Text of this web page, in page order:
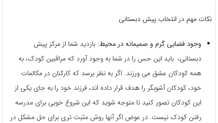
نکات مهم در انتخاب پیش دبستانی
وجود فضایی گرم و صمیمانه در محیط: بازدید شما از مرکز پیش
دبستانی، باید این حس را در شما به وجود آورد که مراقبین کودک، به
همه کودکان عشق می ورزند. اگر به نظر برسد که کارکنان در مکالمات
خود، کودکان آشوبگر را هدف قرار داده اند، فرزند خود را به جای یکی از
این کودکان تصور کنید تا متوجه شوید که این شروغ خوبی برای مدرسه
رفتن کودک نیست. در عوض اگر آنها روش مثبت تری برای حل مشکل در